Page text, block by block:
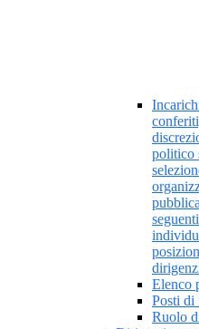
politico
Elenco
Posti di
Ruolo